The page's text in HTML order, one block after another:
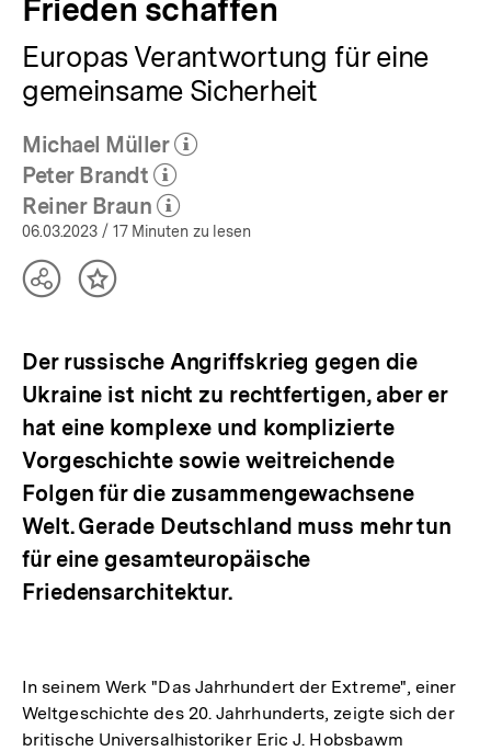
Frieden schaffen
Europas Verantwortung für eine
gemeinsame Sicherheit
Michael Müller
(Mehr zum Autor)
öffnen
Peter Brandt
(Mehr zum Autor)
öffnen
Reiner Braun
(Mehr zum Autor)
öffnen
06.03.2023 / 17 Minuten zu lesen
TeilenInhalt
Der russische Angriffskrieg gegen die
Ukraine ist nicht zu rechtfertigen, aber er
hat eine komplexe und komplizierte
Vorgeschichte sowie weitreichende
Folgen für die zusammengewachsene
Welt. Gerade Deutschland muss mehr tun
für eine gesamteuropäische
Friedensarchitektur.
In seinem Werk "Das Jahrhundert der Extreme", einer
Weltgeschichte des 20. Jahrhunderts, zeigte sich der
britische Universalhistoriker Eric J. Hobsbawm